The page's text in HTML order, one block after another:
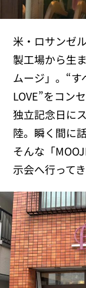
米・ロサンゼ
製工場から生
ムージ」。“
LOVE”をコン
独立記念日に
陸。瞬く間に
そんな「
示会へ行って